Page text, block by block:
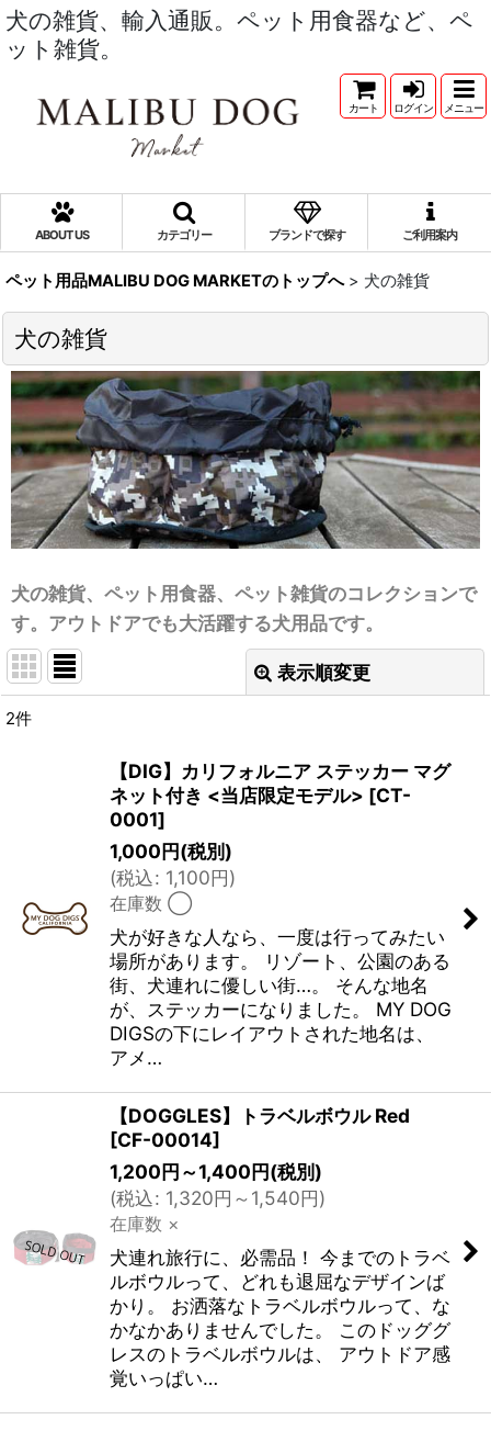
犬の雑貨、輸入通販。ペット用食器など、ペ
ット雑貨。
カート ログイン メニュー
ABOUT US カテゴリー ブランドで探す ご利用案内
ペット用品MALIBU DOG MARKETのトップへ > 犬の雑貨
犬の雑貨
犬の雑貨、ペット用食器、ペット雑貨のコレクションで
す。アウトドアでも大活躍する犬用品です。
表示順変更
絞り込む
2件
【DIG】カリフォルニア ステッカー マグ
ネット付き <当店限定モデル> [CT-
0001]
1,000円(税別)
(税込: 1,100円)
在庫数 ◯
犬が好きな人なら、一度は行ってみたい
場所があります。 リゾート、公園のある
街、犬連れに優しい街…。 そんな地名
が、ステッカーになりました。 MY DOG
DIGSの下にレイアウトされた地名は、
アメ…
【DOGGLES】トラベルボウル Red
[CF-00014]
1,200円～1,400円(税別)
(税込: 1,320円 ～1,540円)
在庫数 ×
犬連れ旅行に、必需品！ 今までのトラベ
ルボウルって、どれも退屈なデザインば
かり。 お洒落なトラベルボウルって、な
かなかありませんでした。 このドッググ
レスのトラベルボウルは、 アウトドア感
覚いっぱい…